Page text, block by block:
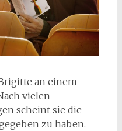
an einem
vielen
scheint sie die
zu haben.